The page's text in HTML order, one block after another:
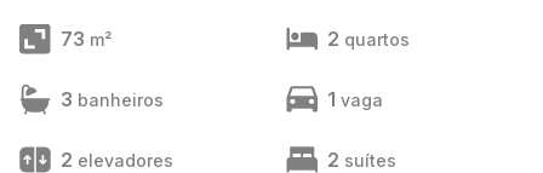
73 m² 2 quartos
3 banheiros 1 vaga
2 elevadores 2 suítes